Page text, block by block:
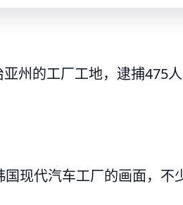
州的工厂工地，逮捕475
现代汽车工厂的画面，不